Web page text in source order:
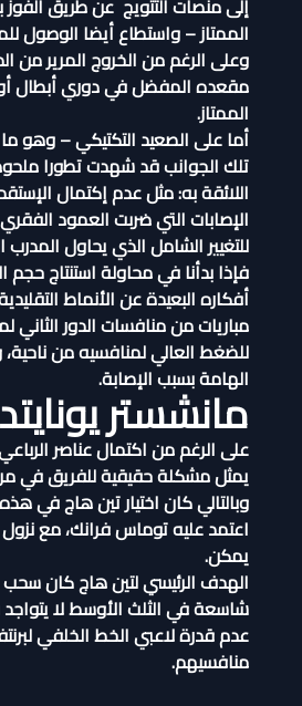
إلى منصات التتويج عن طريق
الممتاز –واستطاع أيضا الوصول
وعلى الرغم من الخروج المرير من
مقعده المفضل في دوري أبطال
الممتاز.
أما على الصعيد التكتيكي – وهو
تلك الجوانب قد شهدت تطورا
اللائقة به: مثل عدم إكتمال
الإصابات التي ضربت العمود
للتغيير الشامل الذي يحاول
فإذا بدأنا في محاولة استنتاج
أفكاره البعيدة عن الأنماط
مباريات من منافسات الدور الثاني
للضغط العالي لمنافسيه من
الهامة بسبب الإصابة.
مانشستر
على الرغم من اكتمال عناصر
يمثل مشكلة حقيقية للفريق في
اعتمد عليه توماس فرانك، مع
يمكن.
عدم قدرة لاعبي الخط الخلفي
منافسيهم.